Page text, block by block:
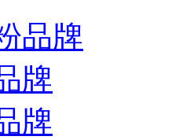
品牌
牌
牌